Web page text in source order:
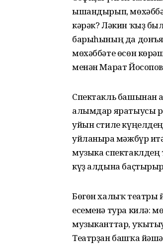
ышандырып,
кәрәк? Ләкин ҡыҙ
барыһының да
мөхәббәте өсөн
менән Марат
Спектакль башынан
алымдар яратыусы
уйын стиле
уйланырға мәжбүр
музыка спектаклдең
күҙ алдына
Бөгөн халыҡ театры
есеменә тура килә:
музыканттар,
Театрҙан башҡа